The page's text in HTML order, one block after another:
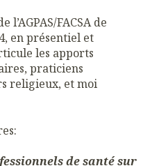
l’AGPAS/FACSA de
en présentiel et
les apports
praticiens
religieux, et moi
de santé sur